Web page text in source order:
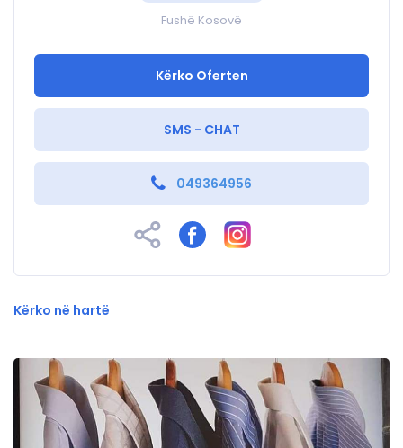
Fushë Kosovë
Kërko Oferten
SMS - CHAT
049364956
Kërko në hartë